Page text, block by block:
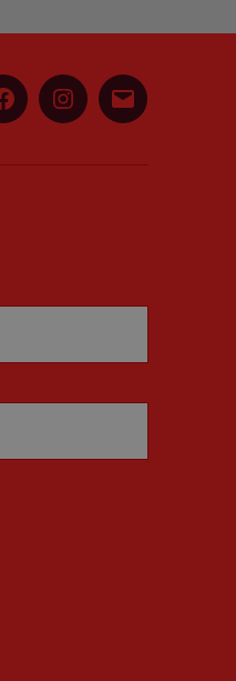
FacebookInstagram
E-